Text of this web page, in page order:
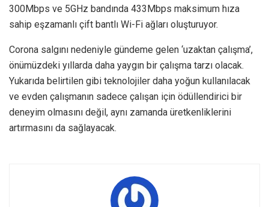
300Mbps ve 5GHz bandında 433Mbps maksimum hıza
sahip eşzamanlı çift bantlı Wi-Fi ağları oluşturuyor.
Corona salgını nedeniyle gündeme gelen ‘uzaktan çalışma’,
önümüzdeki yıllarda daha yaygın bir çalışma tarzı olacak.
Yukarıda belirtilen gibi teknolojiler daha yoğun kullanılacak
ve evden çalışmanın sadece çalışan için ödüllendirici bir
deneyim olmasını değil, aynı zamanda üretkenliklerini
artırmasını da sağlayacak.